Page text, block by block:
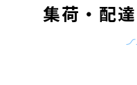
集荷・配